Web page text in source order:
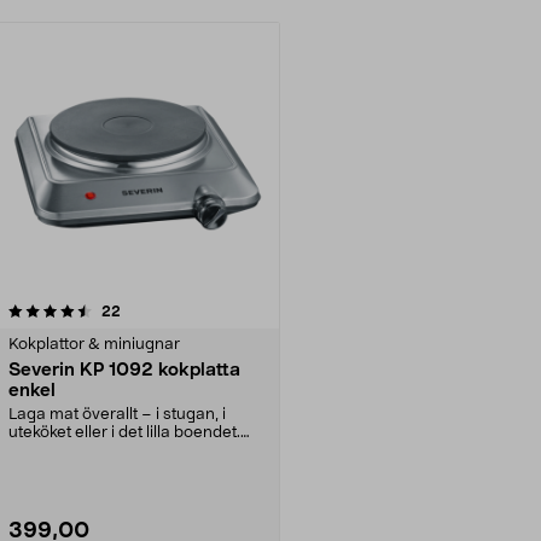
22
Kokplattor & miniugnar
Severin KP 1092 kokplatta
enkel
Laga mat överallt – i stugan, i
uteköket eller i det lilla boendet.
399,00